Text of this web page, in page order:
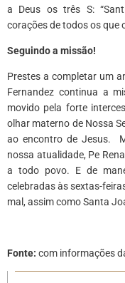
a Deus os três S:
corações de todos os que
Seguindo a missão!
Prestes a completar um
Fernandez continua a
movido pela forte
olhar materno de Nossa
ao encontro de Jesus.
nossa atualidade, Pe
a todo povo. E de
celebradas às sextas-
mal, assim como Santa
Fonte: com informações